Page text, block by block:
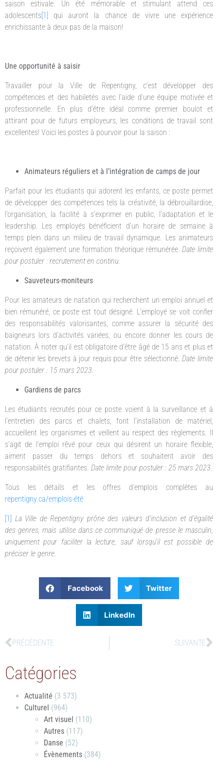
saison estivale. Un été mémorable et stimulant attend ces
adolescents[1] qui auront la chance de vivre une expérience
enrichissante à deux pas de la maison!
Une opportunité à saisir
Travailler pour la Ville de Repentigny, c’est développer des
compétences et des habiletés avec l’aide d’une équipe motivée et
professionnelle. En plus d’être idéal comme premier boulot et
attirant pour de futurs employeurs, les conditions de travail sont
excellentes! Voici les postes à pourvoir pour la saison :
Animateurs réguliers et à l’intégration de camps de jour
Parfait pour les étudiants qui adorent les enfants, ce poste permet
de développer des compétences tels la créativité, la débrouillardise,
l’organisation, la facilité à s’exprimer en public, l’adaptation et le
leadership. Les employés bénéficient d’un horaire de semaine à
temps plein dans un milieu de travail dynamique. Les animateurs
reçoivent également une formation théorique rémunérée.Date limite
pour postuler : recrutement en continu.
Sauveteurs-moniteurs
Pour les amateurs de natation qui recherchent un emploi annuel et
bien rémunéré, ce poste est tout désigné. L’employé se voit confier
des responsabilités valorisantes, comme assurer la sécurité des
baigneurs lors d’activités variées, ou encore donner les cours de
natation. À noter qu’il est obligatoire d’être âgé de 15 ans et plus et
de détenir les brevets à jour requis pour être sélectionné.Date limite
pour postuler : 15 mars 2023.
Gardiens de parcs
Les étudiants recrutés pour ce poste voient à la surveillance et à
l’entretien des parcs et chalets, font l’installation de matériel,
accueillent les organismes et veillent au respect des règlements. Il
s’agit de l’emploi rêvé pour ceux qui désirent un horaire flexible,
aiment passer du temps dehors et souhaitent avoir des
responsabilités gratifiantes. Date limite pour postuler : 25 mars 2023.
Tous les détails et les offres d’emplois complètes au
repentigny.ca/emplois-été
[1] La Ville de Repentigny prône des valeurs d’inclusion et d’égalité
des genres, mais utilise dans ce communiqué de presse le masculin,
uniquement pour faciliter la lecture, sauf lorsqu’il est possible de
préciser le genre.
Facebook Twitter
LinkedIn
PRÉCÉDENTE SUIVANTE
Catégories
Actualité (3 573)
Culturel (964)
Art visuel (110)
Autres (117)
Danse (52)
Évènements (384)